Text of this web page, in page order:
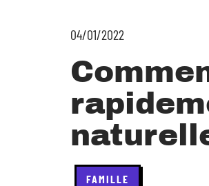
04/01/2022
FAMILLE